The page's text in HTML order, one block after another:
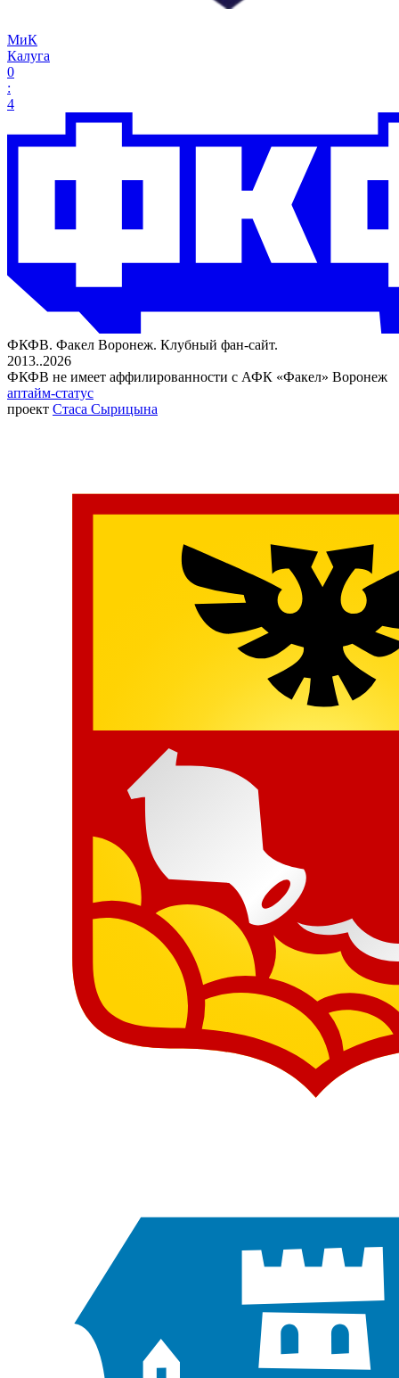
МиК
Калуга
0
:
4
ФКФВ. Факел Воронеж. Клубный фан-сайт.
2013..2026
ФКФВ не имеет аффилированности с АФК «Факел» Воронеж
аптайм-статус
проект Стаса Сырицына